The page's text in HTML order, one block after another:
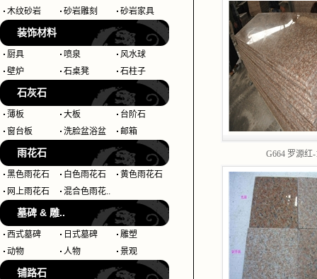
木纹砂岩
砂岩雕刻 砂岩家具
装饰材料
厨具 喷泉
风水球
壁炉
石桌凳 石柱子
石灰石
薄板 大板
台阶石
窗台板
洗脸盆浴盆 邮箱
雨花石
黑色雨花石 白色雨花石
黄色雨花石
网上雨花石
混合色雨花..
墓碑 & 雕..
西式墓碑 日式墓碑
雕塑
动物
人物 景观
铺路石
G664 罗源红-